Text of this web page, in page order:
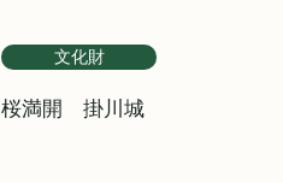
文化財
桜満開 掛川城